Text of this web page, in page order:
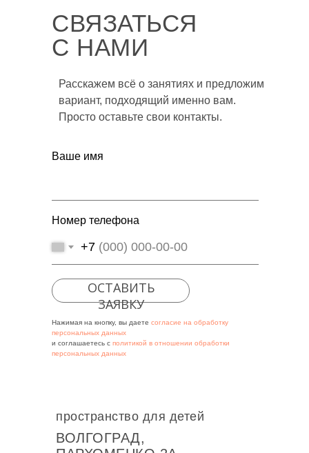
СВЯЗАТЬСЯ
С НАМИ
Расскажем всё о занятиях и предложим
вариант, подходящий именно вам.
Просто оставьте свои контакты.
Нажимая на кнопку, вы даете согласие на обработку
персональных данных
и соглашаетесь c политикой в отношении обработки
персональных данных
ВОЛГОГРАД,
пространство для детей
Ваше имя
Номер телефона
+7
ОСТАВИТЬ
ЗАЯВКУ